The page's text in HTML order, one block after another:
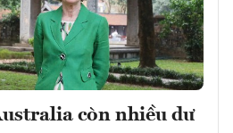
còn nhiều dư